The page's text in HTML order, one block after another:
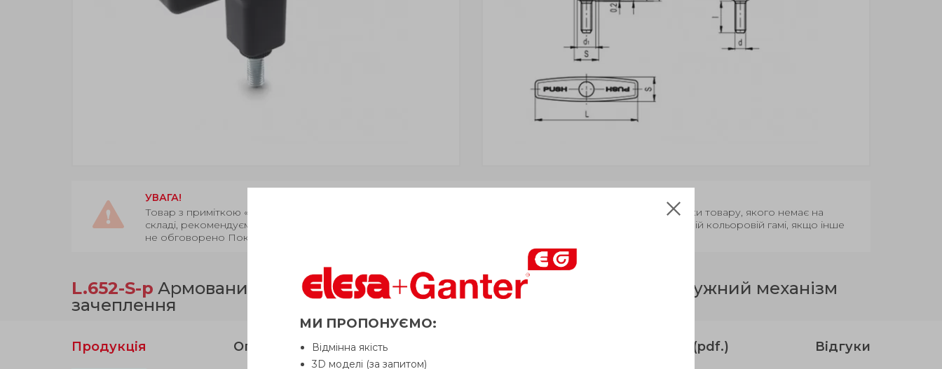
УВАГА!
Товар з приміткою «Є в наявності» відвантажується Покупцеві терміном
. Термін поставки товару, якого немає на
складі, рекомендуємо уточнити у Продавця. Продавець залишає за собою право відпускати товар у базовій кольоровій гамі, якщо інше
не обговорено Покупцем.
L.652-S-p Армований технополімер, оцинкована різьбова шпилька, пружний механізм
зачеплення
Продукція Опис Питання про продукцію Інструкція (pdf.) Відгуки
МИ ПРОПОНУЄМО:
Відмінна якість
3D моделі (за запитом)